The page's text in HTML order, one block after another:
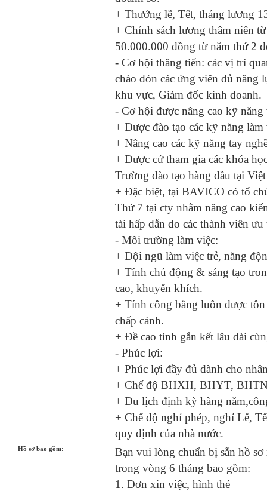
+ Thưởng lễ, Tết, tháng lương
+ Chính sách lương thâm niên
50.000.000 đồng từ năm thứ 2
- Cơ hội thăng tiến: các vị trí
chào đón các ứng viên đủ năng
khu vực, Giám đốc kinh doanh.
- Cơ hội được nâng cao kỹ năng
+ Được đào tạo các kỹ năng
+ Nâng cao các kỹ năng tay
+ Được cử tham gia các khóa
Trường đào tạo hàng đầu tại
+ Đặc biệt, tại BAVICO có tổ
Thứ 7 tại cty nhằm nâng cao
tài hấp dẫn do các thành viên
- Môi trường làm việc:
+ Đội ngũ làm việc trẻ, năng
+ Tính chủ động & sáng tạo
cao, khuyến khích.
+ Tính công bằng luôn được
chấp cánh.
+ Đề cao tính gắn kết lâu dài
- Phúc lợi:
+ Phúc lợi đầy đủ dành cho
+ Chế độ BHXH, BHYT,
+ Du lịch định kỳ hàng
+ Chế độ nghỉ phép, nghỉ Lế,
quy định của nhà nước.
Hồ sơ bao gồm:
Bạn vui lòng chuẩn bị sẵn hồ
trong vòng 6 tháng bao gồm:
1. Đơn xin việc, hình thẻ